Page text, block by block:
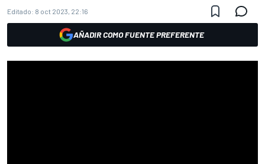
Editado: 8 oct 2023, 22:16
AÑADIR COMO FUENTE PREFERENTE